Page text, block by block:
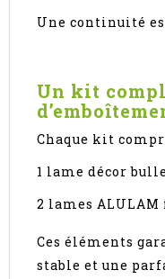
Une continuité
Un kit
Chaque kit
1 lame décor
2 lames
Ces éléments
stable et une